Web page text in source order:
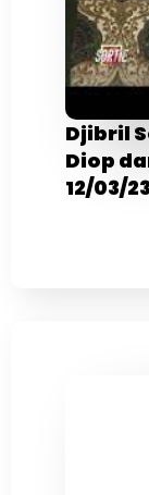
Djibril
Diop
12/03/23